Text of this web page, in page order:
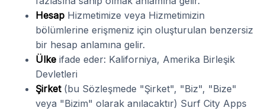
Hesap Hizmetimize veya Hizmetimizin
bölümlerine erişmeniz için oluşturulan benzersiz
bir hesap anlamına gelir.
Ülke ifade eder: Kaliforniya, Amerika Birleşik
Devletleri
Şirket(bu Sözleşmede "Şirket", "Biz", "Bize"
veya "Bizim" olarak anılacaktır) Surf City Apps